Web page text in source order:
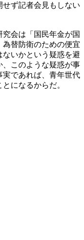
ず記者会見もしない
会は「国民年金が国
替防衛のための便宜
いかという疑惑を避
このような疑惑が事
であれば、青年世代
になるからだ。